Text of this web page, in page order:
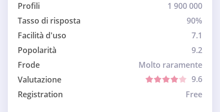
Profili
1 900 000
Tasso di risposta
90%
Facilità d'uso
7.1
Popolarità
9.2
Frode
Molto raramente
Valutazione
9.6
Registration
Free